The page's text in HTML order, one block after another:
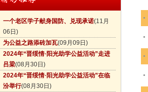
一个老区学子献身国防、兑现承诺(11月
06日)
为公益之路添砖加瓦(09月09日)
2024年“晋绥情·阳光助学公益活动”走进
吕梁(08月30日)
2024年“晋绥情·阳光助学公益活动”在临
汾举行(08月30日)